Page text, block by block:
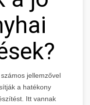
számos jellemzővel
a hatékony
Itt vannak